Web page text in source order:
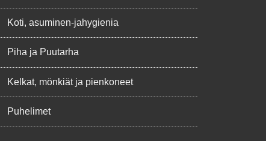
Koti, asuminen-jahygienia
Piha ja Puutarha
Kelkat, mönkiät ja pienkoneet
Puhelimet